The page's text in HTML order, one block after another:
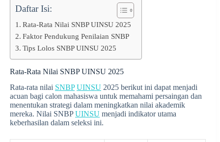
Daftar Isi:
Rata-Rata Nilai SNBP UINSU 2025
Faktor Pendukung Penilaian SNBP
Tips Lolos SNBP UINSU 2025
Rata-Rata Nilai SNBP UINSU 2025
Rata-rata nilai SNBP UINSU 2025 berikut ini dapat menjadi
acuan bagi calon mahasiswa untuk memahami persaingan dan
menentukan strategi dalam meningkatkan nilai akademik
mereka. Nilai SNBPUINSU menjadi indikator utama
keberhasilan dalam seleksi ini.